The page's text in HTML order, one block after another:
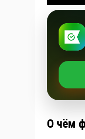
О чём